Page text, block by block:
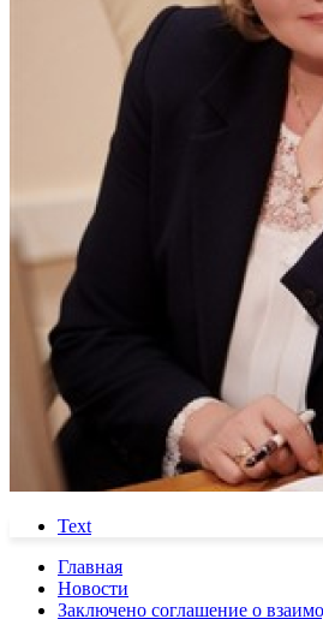
Text
Главная
Новости
Заключено соглашение о